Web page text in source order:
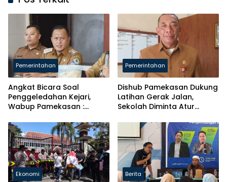
Pemerintahan
Angkat Bicara Soal
Penggeledahan Kejari,
Wabup Pamekasan :
Hukum
Pemerintahan
Dishub Pamekasan Dukung
Latihan Gerak Jalan,
Sekolah Diminta Atur
Ekonomi Berita